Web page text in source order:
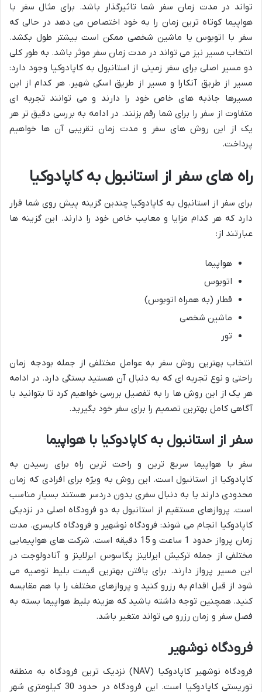
تواند در مدت زمان سفر شما تاثیرگذار باشد. برای مثال سفر با
هواپیما کوتاه ترین زمان را به خود اختصاص می دهد در حالی که
سفر با اتوبوس یا ماشین شخصی ممکن است بیشتر طول بکشد.
انتخاب مسیر نیز می تواند در مدت زمان سفر موثر باشد. به طور کلی
دو مسیر اصلی برای سفر زمینی از استانبول به کاپادوکیا وجود دارد:
مسیر از طریق آنکارا و مسیر از طریق اسکی شهیر. هر کدام از این
مسیرها جاذبه های خاص خود را دارند و می توانند تجربه ای
متفاوت از سفر را برای شما رقم بزنند. در ادامه به بررسی دقیق تر هر
یک از این روش های سفر و مدت زمان تقریبی آن ها خواهیم
پرداخت.
راه های سفر از استانبول به کاپادوکیا
برای سفر از استانبول به کاپادوکیا چندین گزینه پیش روی شما قرار
دارد که هر کدام مزایا و معایب خاص خود را دارند. این گزینه ها
عبارتند از:
هواپیما
اتوبوس
قطار (به همراه اتوبوس)
ماشین شخصی
تور
انتخاب بهترین روش سفر به عوامل مختلفی از جمله بودجه زمان
راحتی و نوع تجربه ای که به دنبال آن هستید بستگی دارد. در ادامه
هر یک از این روش ها را به تفصیل بررسی خواهیم کرد تا بتوانید با
آگاهی کامل بهترین تصمیم را برای سفر خود بگیرید.
سفر از استانبول به کاپادوکیا با هواپیما
سفر با هواپیما سریع ترین و راحت ترین راه برای رسیدن به
کاپادوکیا از استانبول است. این روش به ویژه برای افرادی که زمان
محدودی دارند یا به دنبال سفری بدون دردسر هستند بسیار مناسب
است. پروازهای مستقیم از استانبول به دو فرودگاه اصلی در نزدیکی
کاپادوکیا انجام می شوند: فرودگاه نوشهیر و فرودگاه کایسری. مدت
زمان پرواز حدود 1 ساعت و 15 دقیقه است. شرکت های هواپیمایی
مختلفی از جمله ترکیش ایرلاینز پگاسوس ایرلاینز و آنادولوجت در
این مسیر پرواز دارند. برای یافتن بهترین قیمت بلیط توصیه می
شود از قبل اقدام به رزرو کنید و پروازهای مختلف را با هم مقایسه
کنید. همچنین توجه داشته باشید که هزینه بلیط هواپیما بسته به
فصل سفر و زمان رزرو می تواند متغیر باشد.
فرودگاه نوشهیر
فرودگاه نوشهیر کاپادوکیا (NAV) نزدیک ترین فرودگاه به منطقه
توریستی کاپادوکیا است. این فرودگاه در حدود 30 کیلومتری شهر